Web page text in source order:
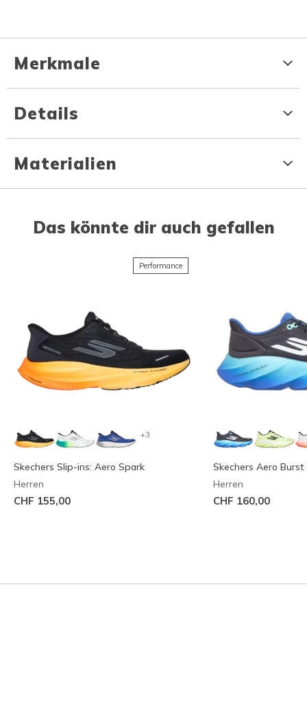
Merkmale
Details
Materialien
Das könnte dir auch gefallen
Performance
+3
Skechers Slip-ins: Aero Spark
Herren
CHF 155,00
Skechers Aero Burst
Herren
CHF 160,00